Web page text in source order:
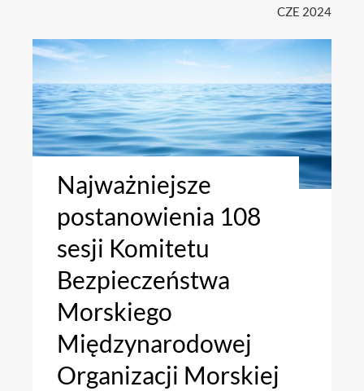
CZE 2024
Najważniejsze
postanowienia 108
sesji Komitetu
Bezpieczeństwa
Morskiego
Międzynarodowej
Organizacji Morskiej